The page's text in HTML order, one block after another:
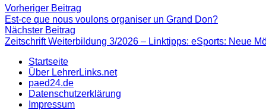
Beitragsnavigation
Vorheriger Beitrag
Beitrag:
Est-ce que nous voulons organiser un Grand Don?
Nächster Beitrag
Beitrag
Zeitschrift Weiterbildung 3/2026 – Linktipps: eSports: Neue
Startseite
Über LehrerLinks.net
paed24.de
Datenschutzerklärung
Impressum